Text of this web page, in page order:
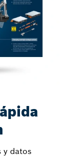
y datos